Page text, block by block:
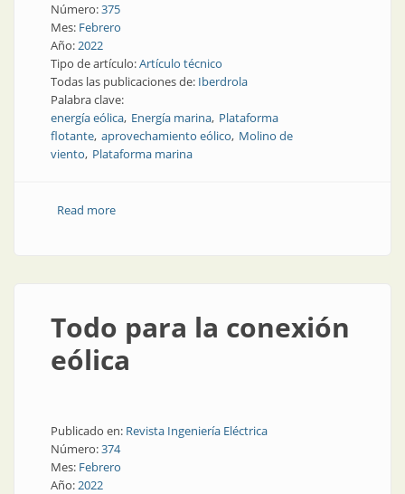
Número:375
Mes: Febrero
Año:2022
Tipo de artículo:Artículo técnico
Todas las publicaciones de: Iberdrola
Palabra clave:
energía eólica Energía marina Plataforma
flotante aprovechamiento eólico Molino de
viento Plataforma marina
Read moreabout Energía eólica, marina y flotante
Todo para la conexión
eólica
Publicado en: Revista Ingeniería Eléctrica
Número:374
Mes: Febrero
Año:2022